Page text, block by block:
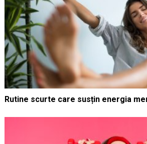
Rutine scurte care susțin energia